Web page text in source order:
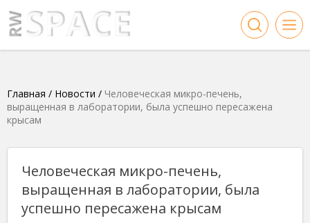
Главная / Новости / Человеческая микро-печень,
выращенная в лаборатории, была успешно пересажена
крысам
Человеческая микро-печень,
выращенная в лаборатории, была
успешно пересажена крысам